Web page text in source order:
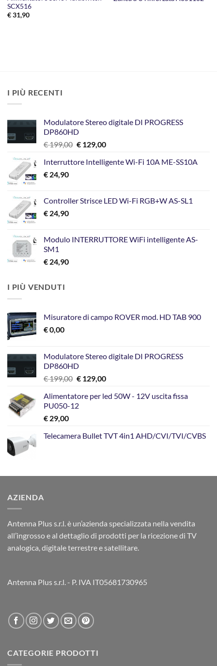
SCX516
€31,90
I PIÙ RECENTI
Modulatore Stereo digitale DI PROGRESS
DP860HD
€199,00 Il
originale
€129,00Il
attuale
Interruttore Intelligente Wi-Fi 10A ME-SS10A
€ 24,90
Controller Strisce LED Wi-Fi RGB+W AS-SL1
€ 24,90
Modulo INTERRUTTORE WiFi intelligente AS-
SM1
€ 24,90
I PIÙ VENDUTI
Misuratore di campo ROVER mod. HD TAB 900
€0,00
Modulatore Stereo digitale DI PROGRESS
DP860HD
€199,00 Il
originale
era:
€129,00Il
attuale
Alimentatore per led 50W - 12V uscita fissa
PU050-12
€ 29,00
Telecamera Bullet TVT 4in1 AHD/CVI/TVI/CVBS
AZIENDA
Antenna Plus s.r.l. è un’azienda specializzata nella vendita
all’ingrosso e al dettaglio di prodotti per la ricezione di TV
analogica, digitale terrestre e satellitare.
Antenna Plus s.r.l. - P. IVA IT05681730965
CATEGORIE PRODOTTI